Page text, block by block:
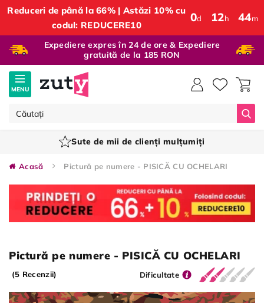
Reduceri de până la 66% | Astăzi 10% cu
codul: REDUCERE10
0d 12h 44m
Expediere expres în 24 de ore & Expediere
gratuită de la 185 RON
MENU
Sute de mii de clienți mulțumiți
Acasă Pictură pe numere - PISICĂ CU OCHELARI
Pictură pe numere - PISICĂ CU OCHELARI
(5 Recenzii) Dificultate